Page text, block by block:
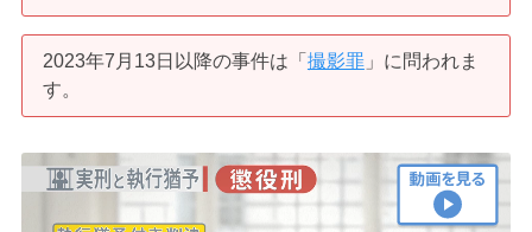
刑事事件の無料相談
刑事事件の記事一覧
2023年7月13日以降の事件は「 撮影罪」に問われま
す。